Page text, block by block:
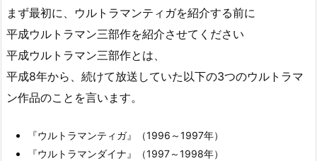
まず最初に、ウルトラマンティガを紹介する前に
平成ウルトラマン三部作を紹介させてください
平成ウルトラマン三部作とは、
平成8年から、続けて放送していた以下の3つのウルトラマ
ン作品のことを言います。
『ウルトラマンティガ』（1996～1997年）
『ウルトラマンダイナ』（1997～1998年）